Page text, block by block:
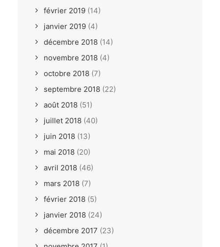
février 2019 (14)
janvier 2019 (4)
décembre 2018 (14)
novembre 2018 (4)
octobre 2018 (7)
septembre 2018 (22)
août 2018 (51)
juillet 2018 (40)
juin 2018 (13)
mai 2018 (20)
avril 2018 (46)
mars 2018 (7)
février 2018 (5)
janvier 2018 (24)
décembre 2017 (23)